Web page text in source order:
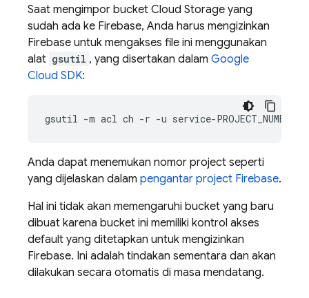
Saat mengimpor bucket Cloud Storage yang
sudah ada ke Firebase, Anda harus mengizinkan
Firebase untuk mengakses file ini menggunakan
alat gsutil , yang disertakan dalam Google
Cloud SDK:
gsutil -m acl ch -r -u service-
Anda dapat menemukan nomor project seperti
yang dijelaskan dalam pengantar project Firebase.
Hal ini tidak akan memengaruhi bucket yang baru
dibuat karena bucket ini memiliki kontrol akses
default yang ditetapkan untuk mengizinkan
Firebase. Ini adalah tindakan sementara dan akan
dilakukan secara otomatis di masa mendatang.